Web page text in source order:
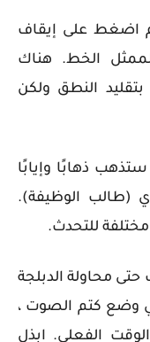
اضغط على إيقاف
الخط. هناك
النطق ولكن
ذهابًا وإيابًا
(طالب الوظيفة).
للتحدث.
محاولة الدبلجة
وضع كتم الصوت ،
الفعلي. ابذل